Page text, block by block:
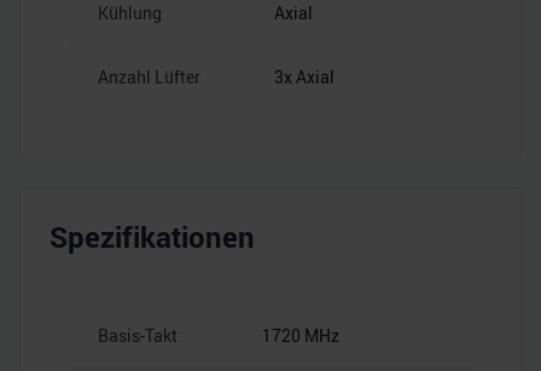
Kühlung Axial
Anzahl Lüfter 3x Axial
Spezifikationen
Basis-Takt 1720 MHz